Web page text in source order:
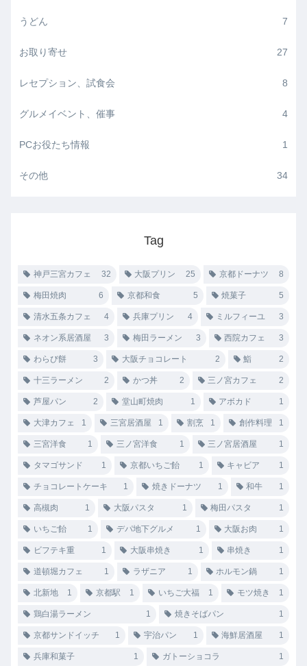
うどん 7
お取り寄せ 27
レセプション、試食会 8
グルメイベント、催事 4
PCお役たち情報 1
その他 34
Tag
神戸三宮カフェ 32 大阪プリン 25 京都ドーナツ 8
梅田焼肉 6 京都和食 5 焼菓子 5
清水五条カフェ 4 兵庫プリン 4 ミルフィーユ 3
ネオン系居酒屋 3 梅田ラーメン 3 西院カフェ 3
わらび餅 3 大阪チョコレート 2 鮨 2
十三ラーメン 2 かつ丼 2 三ノ宮カフェ 2
芦屋パン 2 堂山町焼肉 1 アボカド 1
大津カフェ 1 三宮居酒屋 1 割烹 1 創作料理 1
三宮洋食 1 三ノ宮洋食 1 三ノ宮居酒屋 1
タマゴサンド 1 京都いちご飴 1 キャビア 1
チョコレートケーキ 1 焼きドーナツ 1 和牛 1
高槻肉 1 大阪パスタ 1 梅田パスタ 1
いちご飴 1 デパ地下グルメ 1 大阪お肉 1
ビフテキ重 1 大阪串焼き 1 串焼き 1
道頓堀カフェ 1 ラザニア 1 ホルモン鍋 1
北新地 1 京都駅 1 いちご大福 1 モツ焼き 1
鶏白湯ラーメン 1 焼きそばパン 1
京都サンドイッチ 1 宇治パン 1 海鮮居酒屋 1
兵庫和菓子 1 ガトーショコラ 1